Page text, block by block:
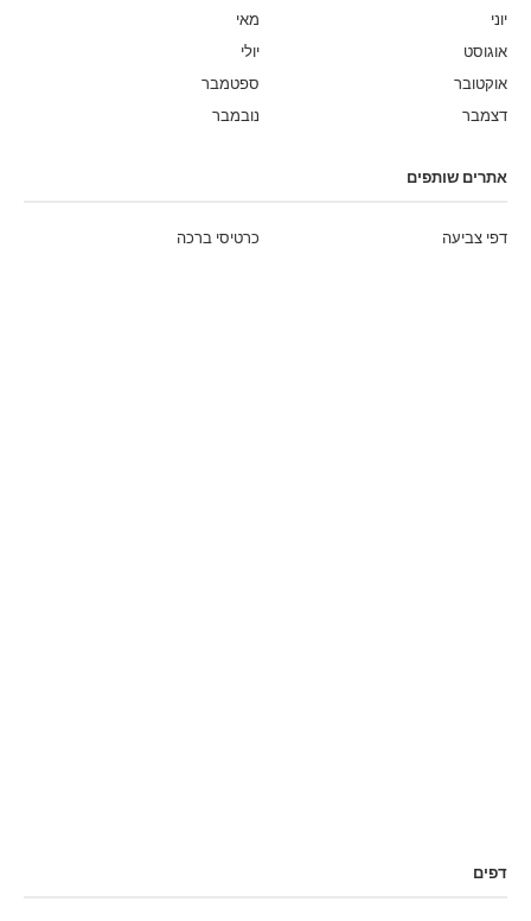
מאי
יוני
יולי
אוגוסט
ספטמבר
אוקטובר
נובמבר
דצמבר
אתרים שותפים
כרטיסי ברכה דפי צביעה
דפים